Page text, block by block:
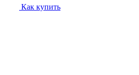
Как купить